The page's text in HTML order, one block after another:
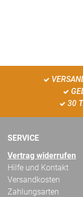
30
SERVICE
Vertrag widerrufen
Hilfe und Kontakt
Versandkosten
Zahlungsarten